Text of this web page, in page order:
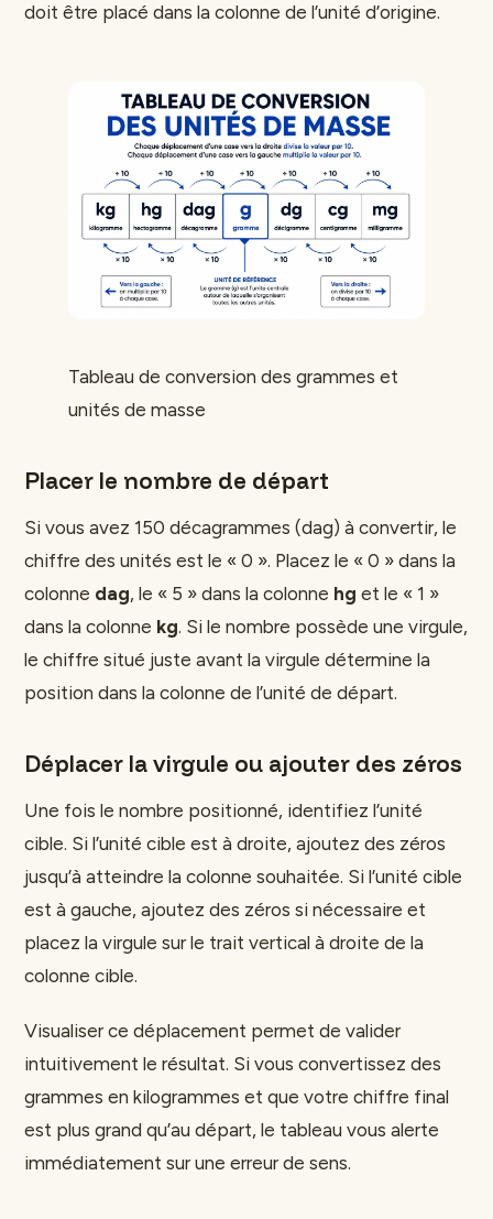
doit être placé dans la colonne de l’unité d’origine.
Tableau de conversion des grammes et
unités de masse
Placer le nombre de départ
Si vous avez 150 décagrammes (dag) à convertir, le
chiffre des unités est le « 0 ». Placez le « 0 » dans la
colonne dag, le « 5 » dans la colonne hg et le « 1 »
dans la colonne kg. Si le nombre possède une virgule,
le chiffre situé juste avant la virgule détermine la
position dans la colonne de l’unité de départ.
Déplacer la virgule ou ajouter des zéros
Une fois le nombre positionné, identifiez l’unité
cible. Si l’unité cible est à droite, ajoutez des zéros
jusqu’à atteindre la colonne souhaitée. Si l’unité cible
est à gauche, ajoutez des zéros si nécessaire et
placez la virgule sur le trait vertical à droite de la
colonne cible.
Visualiser ce déplacement permet de valider
intuitivement le résultat. Si vous convertissez des
grammes en kilogrammes et que votre chiffre final
est plus grand qu’au départ, le tableau vous alerte
immédiatement sur une erreur de sens.